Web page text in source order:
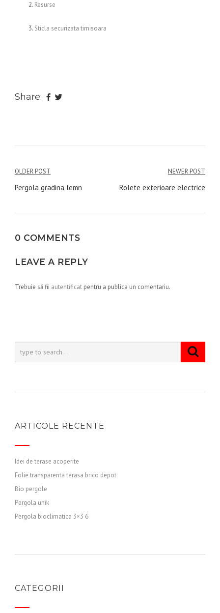
Resurse
Sticla securizata timisoara
Share:
Navigare
în
OLDER POST
Pergola gradina lemn
NEWER POST
Rolete exterioare electrice
0 COMMENTS
LEAVE A REPLY
Trebuie să fii autentificat pentru a publica un comentariu.
ARTICOLE RECENTE
Idei de terase acoperite
Folie transparenta terasa brico depot
Bio pergole
Pergola unik
Pergola bioclimatica 3×3 6
CATEGORII